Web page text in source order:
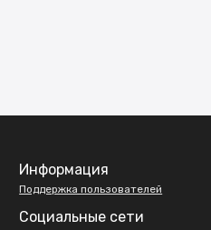
Информация
Поддержка пользователей
Социальные сети